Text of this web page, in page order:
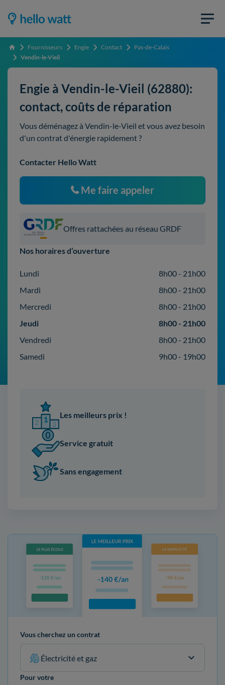
Accueil Fournisseurs Engie Contact
Pas-de-Calais
Vendin-le-Vieil
Engie à Vendin-le-Vieil (62880):
contact, coûts de réparation
Vous déménagez à Vendin-le-Vieil et vous avez besoin
d'un contrat d'énergie rapidement ?
Contacter Hello Watt
Me faire appeler
Offres rattachées au réseau GRDF
Nos horaires d’ouverture
Lundi
8h00 - 21h00
Mardi
8h00 - 21h00
Mercredi
8h00 - 21h00
Jeudi
8h00 - 21h00
Vendredi
8h00 - 21h00
Samedi
9h00 - 19h00
Les meilleurs prix !
Service gratuit
Sans engagement
Vous cherchez un contrat
Électricité et gaz
Pour votre